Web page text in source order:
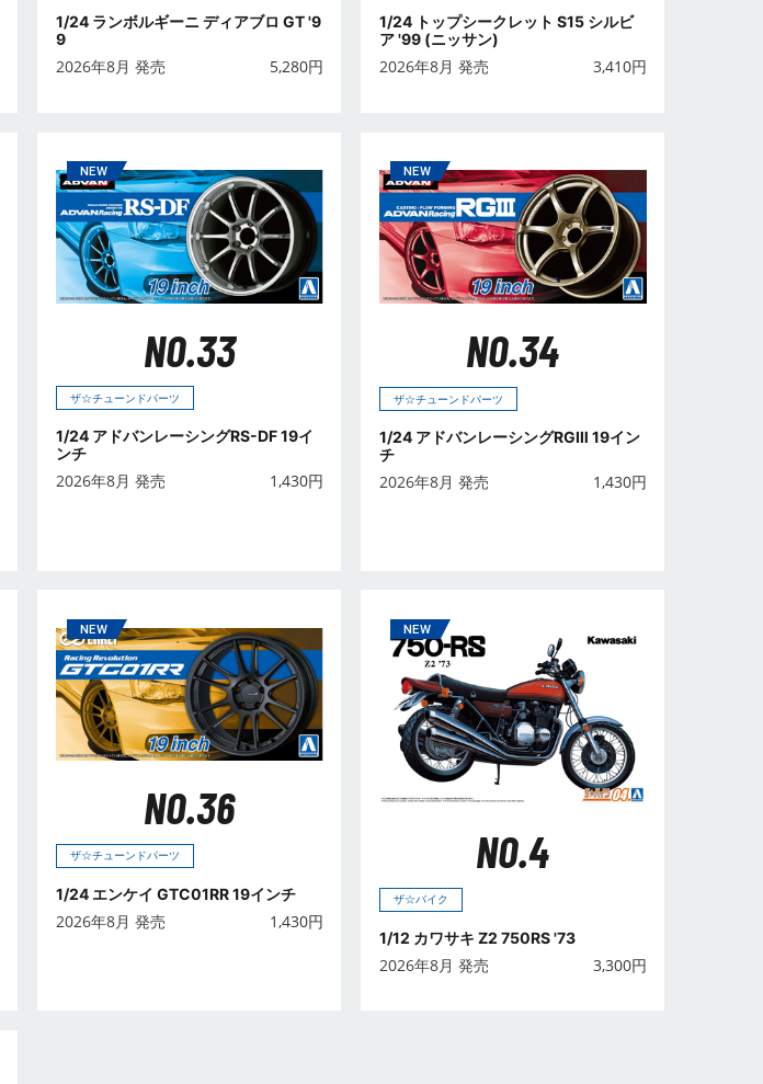
1/24 ランボルギーニ ディアブロ GT '9
9
2026年8月 発売 5,280円
1/24 トップシークレット S15 シルビ
ア '99 (ニッサン)
2026年8月 発売 3,410円
NO.33
ザ☆チューンドパーツ
1/24 アドバンレーシングRS-DF 19イ
ンチ
2026年8月 発売 1,430円
NO.34
ザ☆チューンドパーツ
1/24 アドバンレーシングRGⅢ 19イン
チ
2026年8月 発売 1,430円
NO.36
ザ☆チューンドパーツ
1/24 エンケイ GTC01RR 19インチ
2026年8月 発売 1,430円
NO.4
ザ☆バイク
1/12 カワサキ Z2 750RS '73
2026年8月 発売 3,300円